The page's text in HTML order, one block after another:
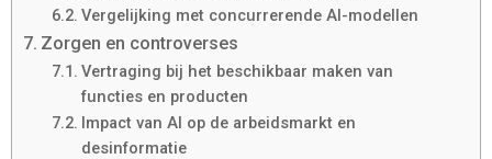
Vergelijking met concurrerende AI-modellen
Zorgen en controverses
Vertraging bij het beschikbaar maken van
functies en producten
Impact van AI op de arbeidsmarkt en
desinformatie